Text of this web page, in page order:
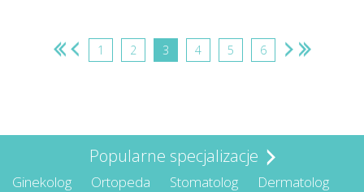
1 2 3 4 5 6
Popularne specjalizacje
Ginekolog Ortopeda Stomatolog
Dermatolog